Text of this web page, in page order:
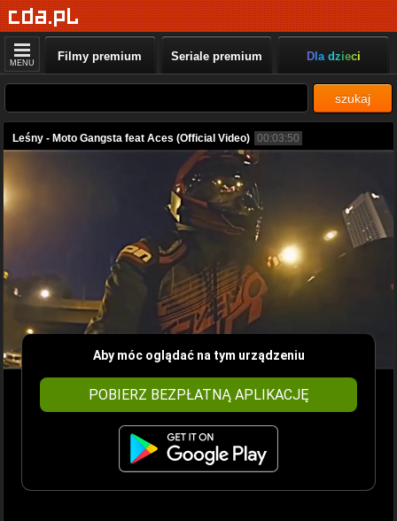
MENU Filmy premium Seriale premium Dla dzieci
szukaj
Leśny - Moto Gangsta feat Aces (Official Video) 00:03:50
Aby móc oglądać na tym urządzeniu
POBIERZ BEZPŁATNĄ APLIKACJĘ